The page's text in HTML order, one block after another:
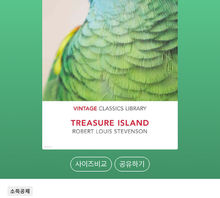
사이즈비교 공유하기
소득공제